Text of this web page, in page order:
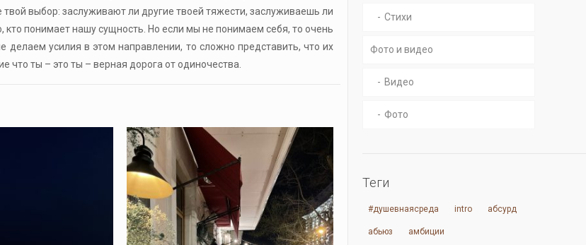
выбор: заслуживают ли другие твоей тяжести, заслуживаешь ли
понимает нашу сущность. Но если мы не понимаем себя, то очень
делаем усилия в этом направлении, то сложно представить, что их
ты – это ты – верная дорога от одиночества.
Стихи
Фото и видео
Видео
Фото
Теги
#душевнаясреда intro абсурд
абьюз амбиции